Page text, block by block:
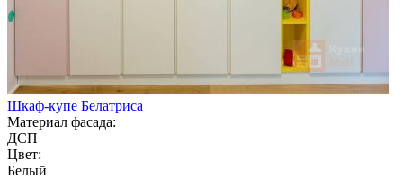
Шкаф-купе Белатриса
Материал фасада:
ДСП
Цвет:
Белый